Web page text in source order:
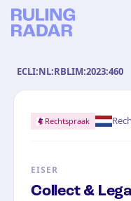
ECLI:NL:RBLIM:2023:460
Rechtspraak
EISER
Collect &